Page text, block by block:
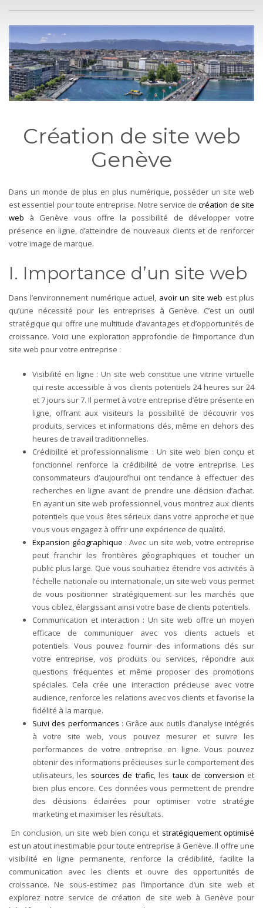
Création de site web
Genève
Dans un monde de plus en plus numérique, posséder un site web
est essentiel pour toute entreprise. Notre service decréation de site
web à Genève vous offre la possibilité de développer votre
présence en ligne, d’atteindre de nouveaux clients et de renforcer
votre image de marque.
I. Importance d’un site web
Dans l’environnement numérique actuel, avoir un site web est plus
qu’une nécessité pour les entreprises à Genève. C’est un outil
stratégique qui offre une multitude d’avantages et d’opportunités de
croissance. Voici une exploration approfondie de l’importance d’un
site web pour votre entreprise :
Visibilité en ligne : Un site web constitue une vitrine virtuelle
qui reste accessible à vos clients potentiels 24 heures sur 24
et 7 jours sur 7. Il permet à votre entreprise d’être présente en
ligne, offrant aux visiteurs la possibilité de découvrir vos
produits, services et informations clés, même en dehors des
heures de travail traditionnelles.
Crédibilité et professionnalisme : Un site web bien conçu et
fonctionnel renforce la crédibilité de votre entreprise. Les
consommateurs d’aujourd’hui ont tendance à effectuer des
recherches en ligne avant de prendre une décision d’achat.
En ayant un site web professionnel, vous montrez aux clients
potentiels que vous êtes sérieux dans votre approche et que
vous vous engagez à offrir une expérience de qualité.
Expansion géographique : Avec un site web, votre entreprise
peut franchir les frontières géographiques et toucher un
public plus large. Que vous souhaitiez étendre vos activités à
l’échelle nationale ou internationale, un site web vous permet
de vous positionner stratégiquement sur les marchés que
vous ciblez, élargissant ainsi votre base de clients potentiels.
Communication et interaction : Un site web offre un moyen
efficace de communiquer avec vos clients actuels et
potentiels. Vous pouvez fournir des informations clés sur
votre entreprise, vos produits ou services, répondre aux
questions fréquentes et même proposer des promotions
spéciales. Cela crée une interaction précieuse avec votre
audience, renforce les relations avec vos clients et favorise la
fidélité à la marque.
Suivi des performances : Grâce aux outils d’analyse intégrés
à votre site web, vous pouvez mesurer et suivre les
performances de votre entreprise en ligne. Vous pouvez
obtenir des informations précieuses sur le comportement des
utilisateurs, les sources de trafic, les taux de conversion et
bien plus encore. Ces données vous permettent de prendre
des décisions éclairées pour optimiser votre stratégie
marketing et maximiser les résultats.
En conclusion, un site web bien conçu et stratégiquement optimisé
est un atout inestimable pour toute entreprise à Genève. Il offre une
visibilité en ligne permanente, renforce la crédibilité, facilite la
communication avec les clients et ouvre des opportunités de
croissance. Ne sous-estimez pas l’importance d’un site web et
explorez notre service de création de site web à Genève pour